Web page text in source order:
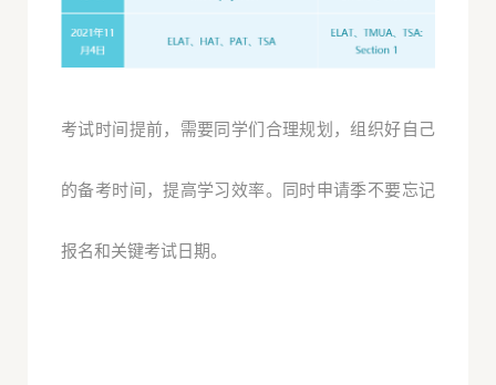
考试时间提前，需要同学们合理规划，组织好自己
的备考时间，提高学习效率。同时申请季不要忘记
报名和关键考试日期。